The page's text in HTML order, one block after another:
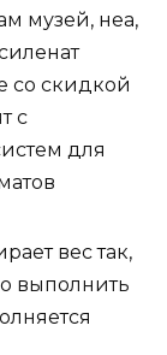
музей, неа,
со скидкой
с
для
вес так,
выполнить